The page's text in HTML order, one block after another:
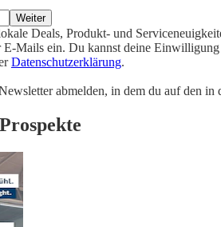
Weiter
Deals, Produkt- und
Mails ein. Du kannst deine
Datenschutzerklärung.
abmelden, in dem du auf den